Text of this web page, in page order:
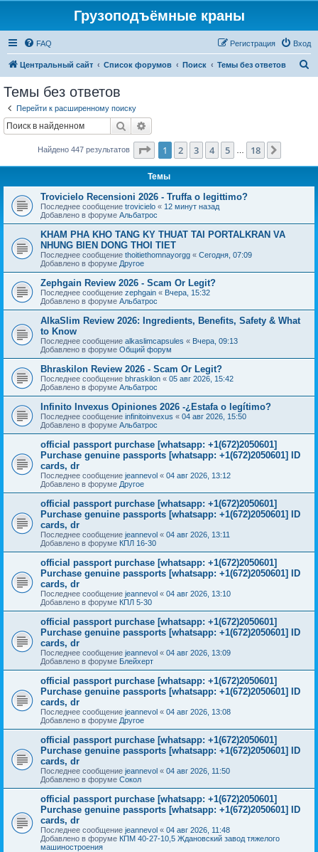
Грузоподъёмные краны
FAQ Вход
Регистрация
Центральный сайт Список форумов Поиск Темы без ответов
Темы без ответов
Перейти к расширенному поиску
Поиск
Найдено 447 результатов Страница из 18
1 2 3 4 5 18
Темы
Trovicielo Recensioni 2026 - Truffa o legittimo?
Последнее сообщение trovicielo « 12 минут назад
Добавлено в форуме Альбатрос
KHAM PHA KHO TANG KY THUAT TAI PORTALKRAN VA
NHUNG BIEN DONG THOI TIET
Последнее сообщение thoitiethomnayorgg « Сегодня, 07:09
Добавлено в форуме Другое
Zephgain Review 2026 - Scam Or Legit?
Последнее сообщение zephgain « Вчера, 15:32
Добавлено в форуме Альбатрос
AlkaSlim Review 2026: Ingredients, Benefits, Safety & What
to Know
Последнее сообщение alkaslimcapsules « Вчера, 09:13
Добавлено в форуме Общий форум
Bhraskilon Review 2026 - Scam Or Legit?
Последнее сообщение bhraskilon « 05 авг 2026, 15:42
Добавлено в форуме Альбатрос
Infinito Invexus Opiniones 2026 -¿Estafa o legítimo?
Последнее сообщение infinitoinvexus « 04 авг 2026, 15:50
Добавлено в форуме Альбатрос
official passport purchase [whatsapp: +1(672)2050601]
Purchase genuine passports [whatsapp: +1(672)2050601] ID
cards, dr
Последнее сообщение jeannevol « 04 авг 2026, 13:12
Добавлено в форуме Другое
official passport purchase [whatsapp: +1(672)2050601]
Purchase genuine passports [whatsapp: +1(672)2050601] ID
cards, dr
Последнее сообщение jeannevol « 04 авг 2026, 13:11
Добавлено в форуме КПЛ 16-30
official passport purchase [whatsapp: +1(672)2050601]
Purchase genuine passports [whatsapp: +1(672)2050601] ID
cards, dr
Последнее сообщение jeannevol « 04 авг 2026, 13:10
Добавлено в форуме КПЛ 5-30
official passport purchase [whatsapp: +1(672)2050601]
Purchase genuine passports [whatsapp: +1(672)2050601] ID
cards, dr
Последнее сообщение jeannevol « 04 авг 2026, 13:09
Добавлено в форуме Блейхерт
official passport purchase [whatsapp: +1(672)2050601]
Purchase genuine passports [whatsapp: +1(672)2050601] ID
cards, dr
Последнее сообщение jeannevol « 04 авг 2026, 13:08
Добавлено в форуме Другое
official passport purchase [whatsapp: +1(672)2050601]
Purchase genuine passports [whatsapp: +1(672)2050601] ID
cards, dr
Последнее сообщение jeannevol « 04 авг 2026, 11:50
Добавлено в форуме Сокол
official passport purchase [whatsapp: +1(672)2050601]
Purchase genuine passports [whatsapp: +1(672)2050601] ID
cards, dr
Последнее сообщение jeannevol « 04 авг 2026, 11:48
Добавлено в форуме КПМ 40-27-10,5 Ждановский завод тяжелого
машиностроения